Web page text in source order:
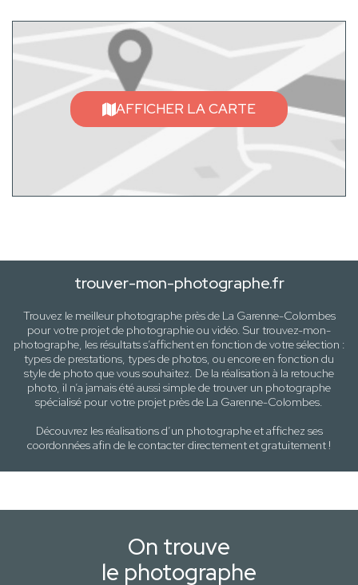
AFFICHER LA CARTE
trouver-mon-photographe.fr
Trouvez le meilleur photographe près de La Garenne-Colombes
pour votre projet de photographie ou vidéo. Sur trouvez-mon-
photographe, les résultats s’affichent en fonction de votre sélection :
types de prestations, types de photos, ou encore en fonction du
stylede photo que vous souhaitez. De la réalisation à la retouche
photo, il n’a jamais été aussi simple de trouver un photographe
spécialisé pour votre projet près de La Garenne-Colombes.
Découvrez les réalisations d’un photographe et affichez ses
coordonnées afin de le contacter directement et gratuitement !
On trouve
le photographe